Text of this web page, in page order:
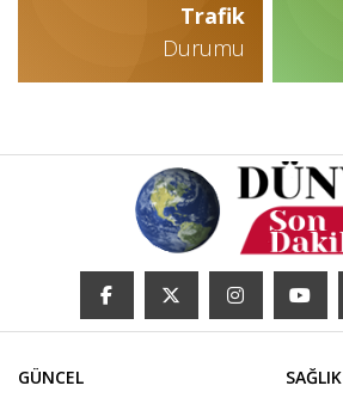
Trafik
Durumu
GÜNCEL
SAĞLIK